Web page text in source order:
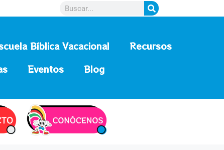
Bíblica Vacacional
Recursos
Eventos Blog